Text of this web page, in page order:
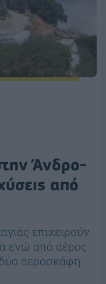
Άνδρο-
από
επιχειρούν
ενώ από αέρος
αεροσκάφη